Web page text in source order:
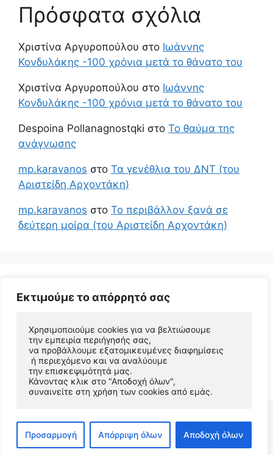
Εκτιμούμε το απόρρητό σας
Χρησιμοποιούμε cookies για να βελτιώσουμε
την εμπειρία περιήγησής σας,
να προβάλλουμε εξατομικευμένες διαφημίσεις
ή περιεχόμενο και να αναλύουμε
την επισκεψιμότητά μας.
Κάνοντας κλικ στο "Αποδοχή όλων",
συναινείτε στη χρήση των cookies από εμάς.
Προσαρμογή Απόρριψη όλων Αποδοχή όλων
Πρόσφατα σχόλια
Χριστίνα Αργυροπούλου στο Ιωάννης
Κονδυλάκης -100 χρόνια μετά το θάνατο του
Χριστίνα Αργυροπούλου στο Ιωάννης
Κονδυλάκης -100 χρόνια μετά το θάνατο του
Despoina Pollanagnostqki στο Το θαύμα της
ανάγνωσης
mp.karavanos στο Τα γενέθλια του ΔΝΤ (του
Αριστείδη Αρχοντάκη)
mp.karavanos στο Το περιβάλλον ξανά σε
δεύτερη μοίρα (του Αριστείδη Αρχοντάκη)
© 2026 Αριστείδης Αρχοντάκης Φυσικός Συγγραφέας
• Φτιαγμένο μεGeneratePress